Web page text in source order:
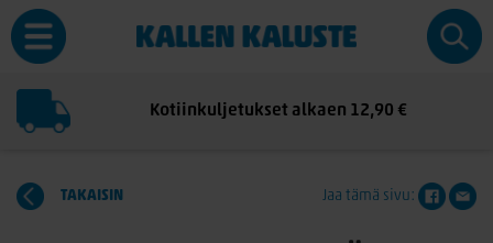
Kotiinkuljetukset alkaen 12,90 €
TAKAISIN Jaa tämä sivu: